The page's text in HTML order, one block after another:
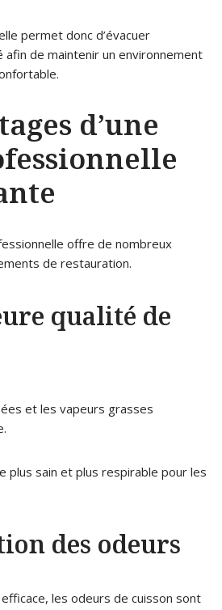
permet donc d’évacuer
afin de maintenir un environnement
d’une
offre de nombreux
de restauration.
qualité de
et les vapeurs grasses
plus sain et plus respirable pour les
des odeurs
les odeurs de cuisson sont